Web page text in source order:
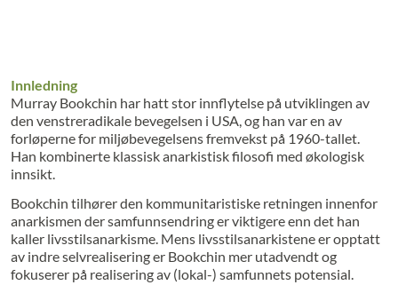
Innledning
Murray Bookchin har hatt stor innflytelse på utviklingen av
den venstreradikale bevegelsen i USA, og han var en av
forløperne for miljøbevegelsens fremvekst på 1960-tallet.
Han kombinerte klassisk anarkistisk filosofi med økologisk
innsikt.
Bookchin tilhører den kommunitaristiske retningen innenfor
anarkismen der samfunnsendring er viktigere enn det han
kaller livsstilsanarkisme. Mens livsstilsanarkistene er opptatt
av indre selvrealisering er Bookchin mer utadvendt og
fokuserer på realisering av (lokal-) samfunnets potensial.